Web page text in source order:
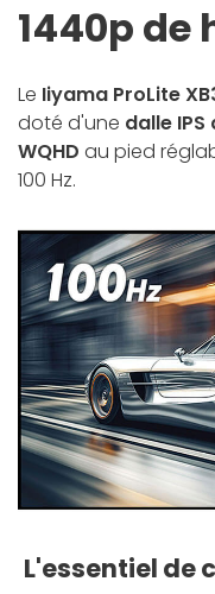
1440p de
Le Iiyama ProLite
doté d'une dalle IPS
WQHD au pied
100 Hz.
L'essentiel de